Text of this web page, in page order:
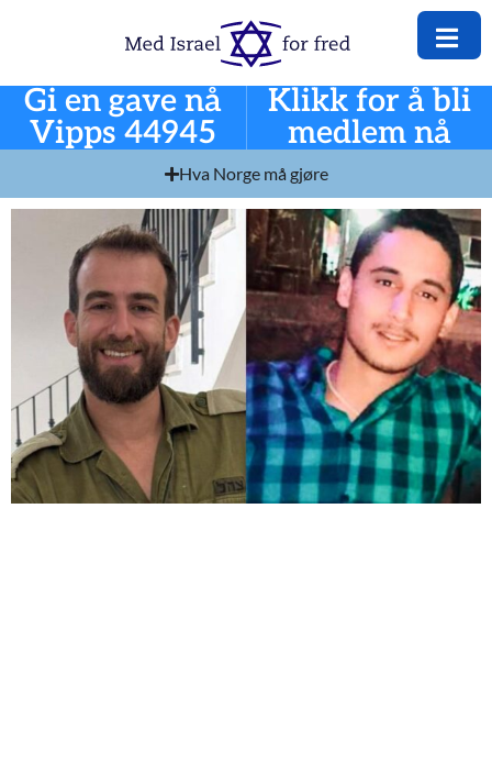
Gi en gave nå
Vipps 44945
Klikk for å bli
medlem nå
Hva Norge må gjøre